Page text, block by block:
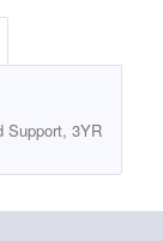
Support, 3YR